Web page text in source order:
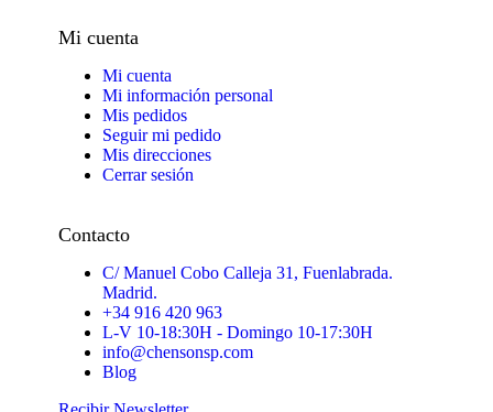
Mi cuenta
Mi cuenta
Mi información personal
Mis pedidos
Seguir mi pedido
Mis direcciones
Cerrar sesión
Contacto
C/ Manuel Cobo Calleja 31, Fuenlabrada.
Madrid.
+34 916 420 963
L-V 10-18:30H - Domingo 10-17:30H
info@chensonsp.com
Blog